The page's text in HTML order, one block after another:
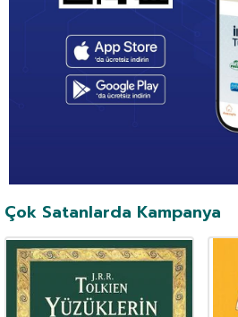
Çok Satanlarda Kampanya